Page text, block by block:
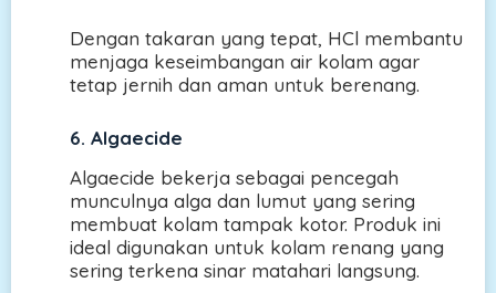
Dengan takaran yang tepat, HCl membantu
menjaga keseimbangan air kolam agar
tetap jernih dan aman untuk berenang.
6. Algaecide
Algaecide bekerja sebagai pencegah
munculnya alga dan lumut yang sering
membuat kolam tampak kotor. Produk ini
ideal digunakan untuk kolam renang yang
sering terkena sinar matahari langsung.